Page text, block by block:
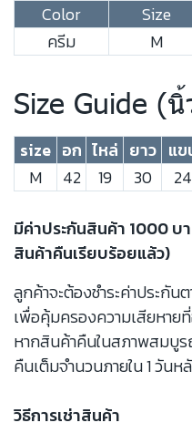
Color
Size
ครีม
M
Size Guide (
size อก ไหล่ ยาว แข
M
42 19 30 24
มีค่าประกันสินค้า 1000 บ
สินค้าคืนเรียบร้อยแล้ว)
ลูกค้าจะต้องชำระค่าประกั
เพื่อคุ้มครองความเสียหาย
หากสินค้าคืนในสภาพสมบูร
คืนเต็มจำนวนภายใน 1 วัน
วิธีการเช่าสินค้า